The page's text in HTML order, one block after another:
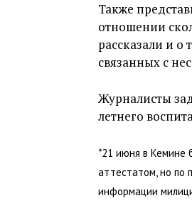
Также
отношении
рассказали и о
связанных с
Журналисты
летнего
*21 июня в Кемине
аттестатом, но по
информации